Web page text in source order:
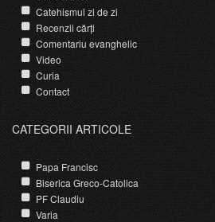
Catehismul zi de zi
Recenzii cărți
Comentariu evanghelic
Video
Curia
Contact
CATEGORII ARTICOLE
Papa Francisc
Biserica Greco-Catolica
PF Claudiu
Varia